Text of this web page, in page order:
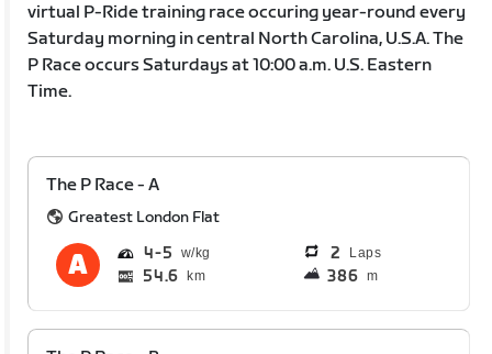
virtual P-Ride training race occuring year-round every
Saturday morning in central North Carolina, U.S.A. The
P Race occurs Saturdays at 10:00 a.m. U.S. Eastern
Time.
The P Race - A
Greatest London Flat
4 5 2 Laps
54.6 km 386 m